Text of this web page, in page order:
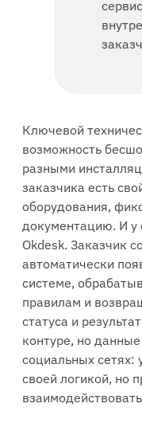
Ключевой
возможность
разными
заказчика есть
оборудования,
документацию. И у
Okdesk. Заказчик
автоматически
системе,
правилам и
статуса и
контуре, но
социальных сетях:
своей логикой, но